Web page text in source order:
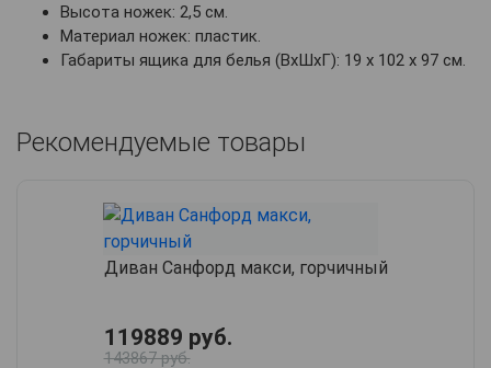
Высота ножек: 2,5 см.
Материал ножек: пластик.
Габариты ящика для белья (ВхШхГ): 19 х 102 х 97 см.
Рекомендуемые товары
Диван Санфорд макси, горчичный
119889 руб.
143867 руб.